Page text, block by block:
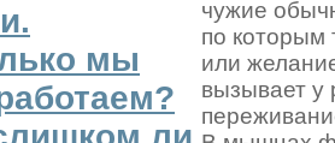
мы
чужие
по которым
или
вызывает у